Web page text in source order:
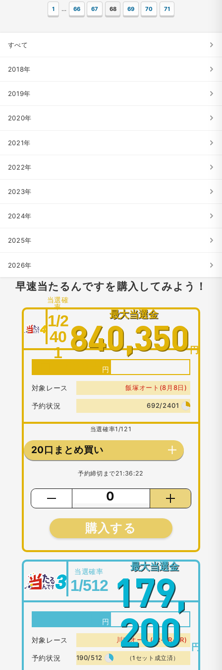
1 … 66 67 68 69 70 71
すべて
2018年
2019年
2020年
2021年
2022年
2023年
2024年
2025年
2026年
早速当たるんですを購入してみよう！
当選確
率
1/2
40
1
最大当選金
840,350円
対象レース 飯塚オート(8月8日)
予約状況 692/2401
当選確率1/121
20口まとめ買い
予約締切まで21:36:22
購入する
当選確率
1/512
最大当選金
179,
200
円
対象レース 川口オート(1R-2R-3R)
予約状況 190/512 （1セット成立済）